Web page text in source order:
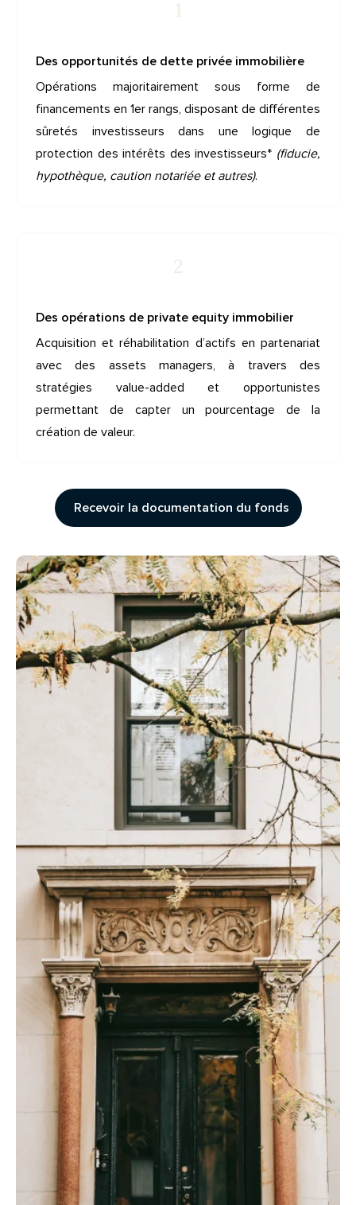
1
Des opportunités de dette privée immobilière
Opérations majoritairement sous forme de
financements en 1er rangs, disposant de différentes
sûretés investisseurs dans une logique de
protection des intérêts des investisseurs* (fiducie,
hypothèque, caution notariée et autres).
2
Des opérations de private equity immobilier
Acquisition et réhabilitation d’actifs en partenariat
avec des assets managers, à travers des
stratégies value-added et opportunistes
permettant de capter un pourcentage de la
création de valeur.
Recevoir la documentation du fonds